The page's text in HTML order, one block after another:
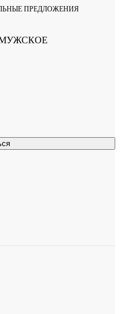
ПРЕДЛОЖЕНИЯ